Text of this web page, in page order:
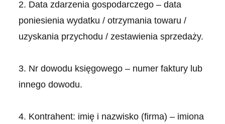
2. Data zdarzenia gospodarczego – data
poniesienia wydatku / otrzymania towaru /
uzyskania przychodu / zestawienia sprzedaży.
3. Nr dowodu księgowego – numer faktury lub
innego dowodu.
4. Kontrahent: imię i nazwisko (firma) – imiona